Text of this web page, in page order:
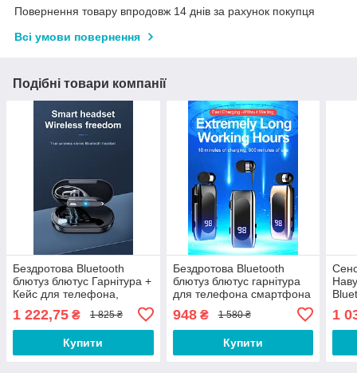
Повернення товару впродовж 14 днів за рахунок покупця
Всі умови повернення
Подібні товари компанії
Бездротова Bluetooth
блютуз блютус Гарнітура +
Кейс для телефона,
1 222,75 ₴ 1 825 ₴
Купити
Бездротова Bluetooth
блютуз блютус гарнітура
для телефона смартфона
LED Siory D56 Срібляста
948₴ 1 580 ₴
Купити
1